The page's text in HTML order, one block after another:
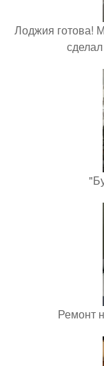
Лоджия готова!
Ремонт